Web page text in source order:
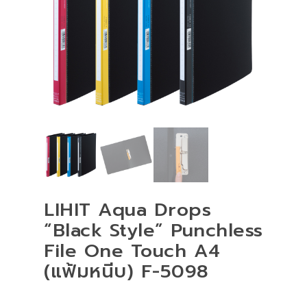
LIHIT Aqua Drops
“Black Style” Punchless
File One Touch A4
(แฟ้มหนีบ) F-5098